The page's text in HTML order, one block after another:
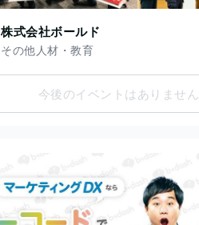
株式会社ボールド
その他人材・教育
今後のイベントはありません